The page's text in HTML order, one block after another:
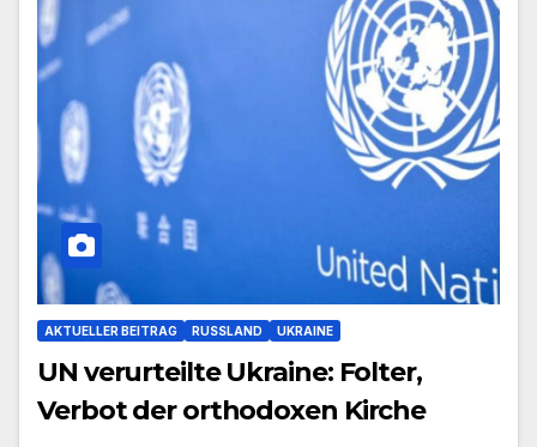
AKTUELLER BEITRAG RUSSLAND UKRAINE
UN verurteilte Ukraine: Folter,
Verbot der orthodoxen Kirche